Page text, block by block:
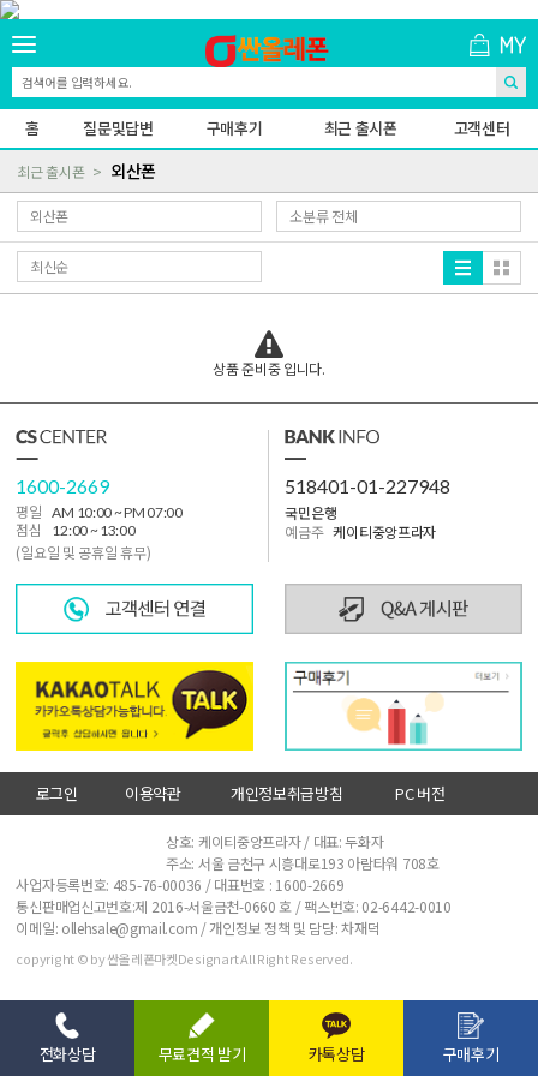
홈 질문및답변 구매후기 최근 출시폰 고객센터
최근 출시폰 외산폰
상품 준비중 입니다.
1600-2669
평일
AM 10:00 ~ PM 07:00
점심
12:00 ~ 13:00
(일요일 및 공휴일 휴무)
518401-01-227948
국민은행
예금주 케이티중앙프라자
로그인 이용약관 개인정보취급방침
PC 버전
상호: 케이티중앙프라자 / 대표: 두화자
주소: 서울 금천구 시흥대로193 아람타워 708호
사업자등록번호: 485-76-00036 / 대표번호 : 1600-2669
통신판매업신고번호:제 2016-서울금천-0660 호 / 팩스번호: 02-6442-0010
이메일: ollehsale@gmail.com / 개인정보 정책 및 담당: 차재덕
copyright © by 싼올레폰마켓Designart All Right Reserved.
전화상담 무료견적 받기 카톡상담 구매후기